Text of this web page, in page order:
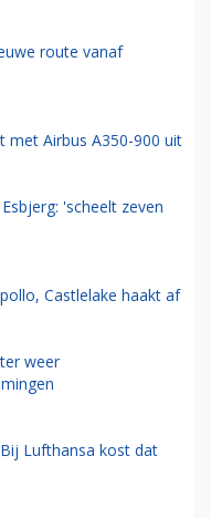
route vanaf
met Airbus A350-900 uit
'scheelt zeven
Castlelake haakt af
weer
Lufthansa kost dat